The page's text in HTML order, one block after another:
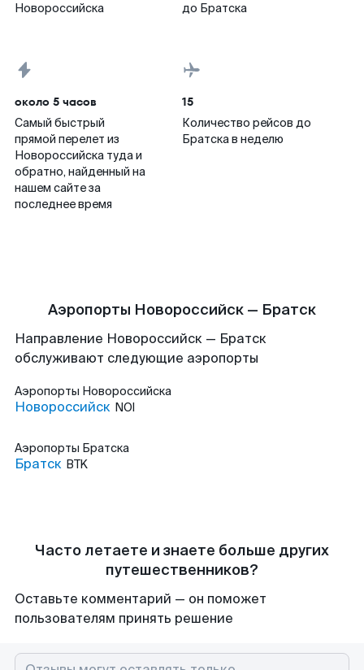
Новороссийска
до Братска
около 5 часов
Самый быстрый
прямой перелет из
Новороссийска туда и
обратно, найденный на
нашем сайте за
последнее время
15
Количество рейсов до
Братска в неделю
Аэропорты Новороссийск — Братск
Направление Новороссийск — Братск
обслуживают следующие аэропорты
Аэропорты Новороссийска
Новороссийск NOI
Аэропорты Братска
Братск BTK
Часто летаете и знаете больше других
путешественников?
Оставьте комментарий — он поможет
пользователям принять решение